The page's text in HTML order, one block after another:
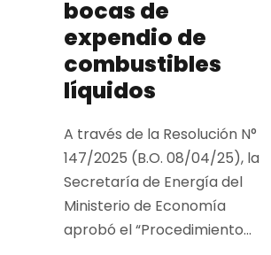
bocas de
expendio de
combustibles
líquidos
A través de la Resolución N°
147/2025 (B.O. 08/04/25), la
Secretaría de Energía del
Ministerio de Economía
aprobó el “Procedimiento...